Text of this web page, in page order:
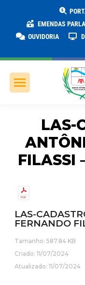
EMENDAS
OUVIDORIA
LAS-
FILASSI
LAS-
FERNANDO
Tamanho: 587.84 KB
Criado: 11/07/2024
Atualizado: 11/07/2024